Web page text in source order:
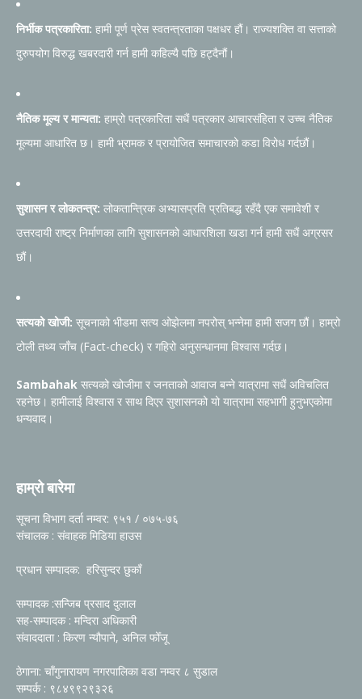
निर्भीक पत्रकारिता: हामी पूर्ण प्रेस स्वतन्त्रताका पक्षधर हौं। राज्यशक्ति वा सत्ताको
दुरुपयोग विरुद्ध खबरदारी गर्न हामी कहिल्यै पछि हट्दैनौं।
नैतिक मूल्य र मान्यता: हाम्रो पत्रकारिता सधैं पत्रकार आचारसंहिता र उच्च नैतिक
मूल्यमा आधारित छ। हामी भ्रामक र प्रायोजित समाचारको कडा विरोध गर्दछौं।
सुशासन र लोकतन्त्र: लोकतान्त्रिक अभ्यासप्रति प्रतिबद्ध रहँदै एक समावेशी र
उत्तरदायी राष्ट्र निर्माणका लागि सुशासनको आधारशिला खडा गर्न हामी सधैं अग्रसर
छौं।
सत्यको खोजी: सूचनाको भीडमा सत्य ओझेलमा नपरोस् भन्नेमा हामी सजग छौं। हाम्रो
टोली तथ्य जाँच (Fact-check) र गहिरो अनुसन्धानमा विश्वास गर्दछ।
Sambahak सत्यको खोजीमा र जनताको आवाज बन्ने यात्रामा सधैं अविचलित
रहनेछ। हामीलाई विश्वास र साथ दिएर सुशासनको यो यात्रामा सहभागी हुनुभएकोमा
धन्यवाद।
हाम्रो बारेमा
सूचना विभाग दर्ता नम्वर: ९५१ / ०७५-७६
संचालक : संवाहक मिडिया हाउस
प्रधान सम्पादक: हरिसुन्दर छुकाँ
सम्पादक :सन्जिब प्रसाद दुलाल
सह-सम्पादक : मन्दिरा अधिकारी
संवाददाता : किरण न्यौपाने, अनिल फोँजू
ठेगाना: चाँगुनारायण नगरपालिका वडा नम्वर ८ सुडाल
सम्पर्क : ९८४९९२९३२६